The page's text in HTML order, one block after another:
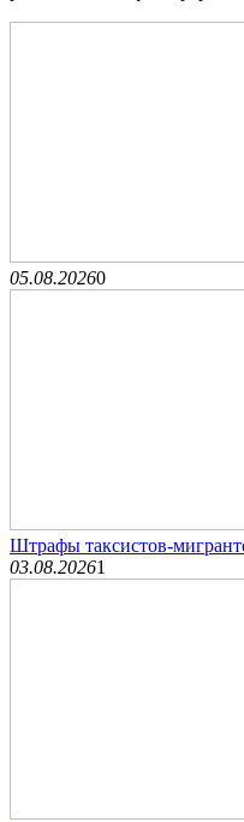
05.08.20260
Штрафы таксистов-
03.08.20261